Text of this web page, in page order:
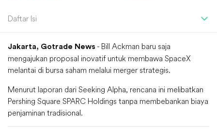
Daftar Isi
Jakarta, Gotrade News - Bill Ackman baru saja
mengajukan proposal inovatif untuk membawa SpaceX
melantai di bursa saham melalui merger strategis.
Menurut laporan dari Seeking Alpha, rencana ini melibatkan
Pershing Square SPARC Holdings tanpa membebankan biaya
penjaminan tradisional.